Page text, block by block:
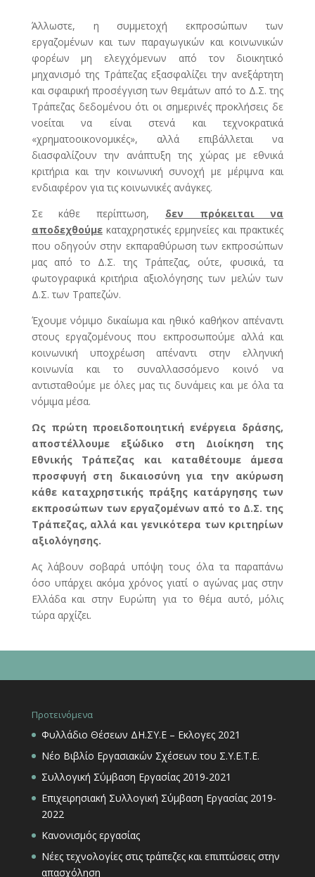
Άλλωστε, η συμμετοχή εκπροσώπων των
εργαζομένων και των παραγωγικών και κοινωνικών
φορέων μη ελεγχόμενων από τον διοικητικό
μηχανισμό της Τράπεζας εξασφαλίζει την ανεξάρτητη
και σφαιρική προσέγγιση των θεμάτων από το Δ.Σ. της
Τράπεζας δεδομένου ότι οι σημερινές προκλήσεις δε
νοείται να είναι στενά και τεχνοκρατικά
«χρηματοοικονομικές», αλλά επιβάλλεται να
διασφαλίζουν την ανάπτυξη της χώρας με εθνικά
κριτήρια και την κοινωνική συνοχή με μέριμνα και
ενδιαφέρον για τις κοινωνικές ανάγκες.
Σε κάθε περίπτωση, δεν πρόκειται να
αποδεχθούμεκαταχρηστικές ερμηνείες και πρακτικές
που οδηγούν στην εκπαραθύρωση των εκπροσώπων
μας από το Δ.Σ. της Τράπεζας, ούτε, φυσικά, τα
φωτογραφικά κριτήρια αξιολόγησης των μελών των
Δ.Σ. των Τραπεζών.
Έχουμε νόμιμο δικαίωμα και ηθικό καθήκον απέναντι
στους εργαζομένους που εκπροσωπούμε αλλά και
κοινωνική υποχρέωση απέναντι στην ελληνική
κοινωνία και το συναλλασσόμενο κοινό να
αντισταθούμε με όλες μας τις δυνάμεις και με όλα τα
νόμιμα μέσα.
Ως πρώτη προειδοποιητική ενέργεια δράσης,
αποστέλλουμε εξώδικο στη Διοίκηση της
Εθνικής Τράπεζας και καταθέτουμε άμεσα
προσφυγή στη δικαιοσύνη για την ακύρωση
κάθε καταχρηστικής πράξης κατάργησης των
εκπροσώπων των εργαζομένων από το Δ.Σ. της
Τράπεζας, αλλά και γενικότερα των κριτηρίων
αξιολόγησης.
Ας λάβουν σοβαρά υπόψη τους όλα τα παραπάνω
όσο υπάρχει ακόμα χρόνος γιατί ο αγώνας μας στην
Ελλάδα και στην Ευρώπη για το θέμα αυτό, μόλις
τώρα αρχίζει.
Προτεινόμενα
Φυλλάδιο Θέσεων ΔΗ.ΣΥ.Ε – Εκλογες 2021
Νέο Βιβλίο Εργασιακών Σχέσεων του Σ.Υ.Ε.Τ.Ε.
Συλλογική Σύμβαση Εργασίας 2019-2021
Επιχειρησιακή Συλλογική Σύμβαση Εργασίας 2019-
2022
Κανονισμός εργασίας
Νέες τεχνολογίες στις τράπεζες και επιπτώσεις στην
απασχόληση